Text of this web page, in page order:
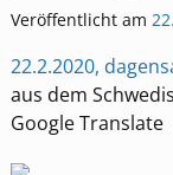
Veröffentlicht am
22.2.2020,
aus dem
Google Translate